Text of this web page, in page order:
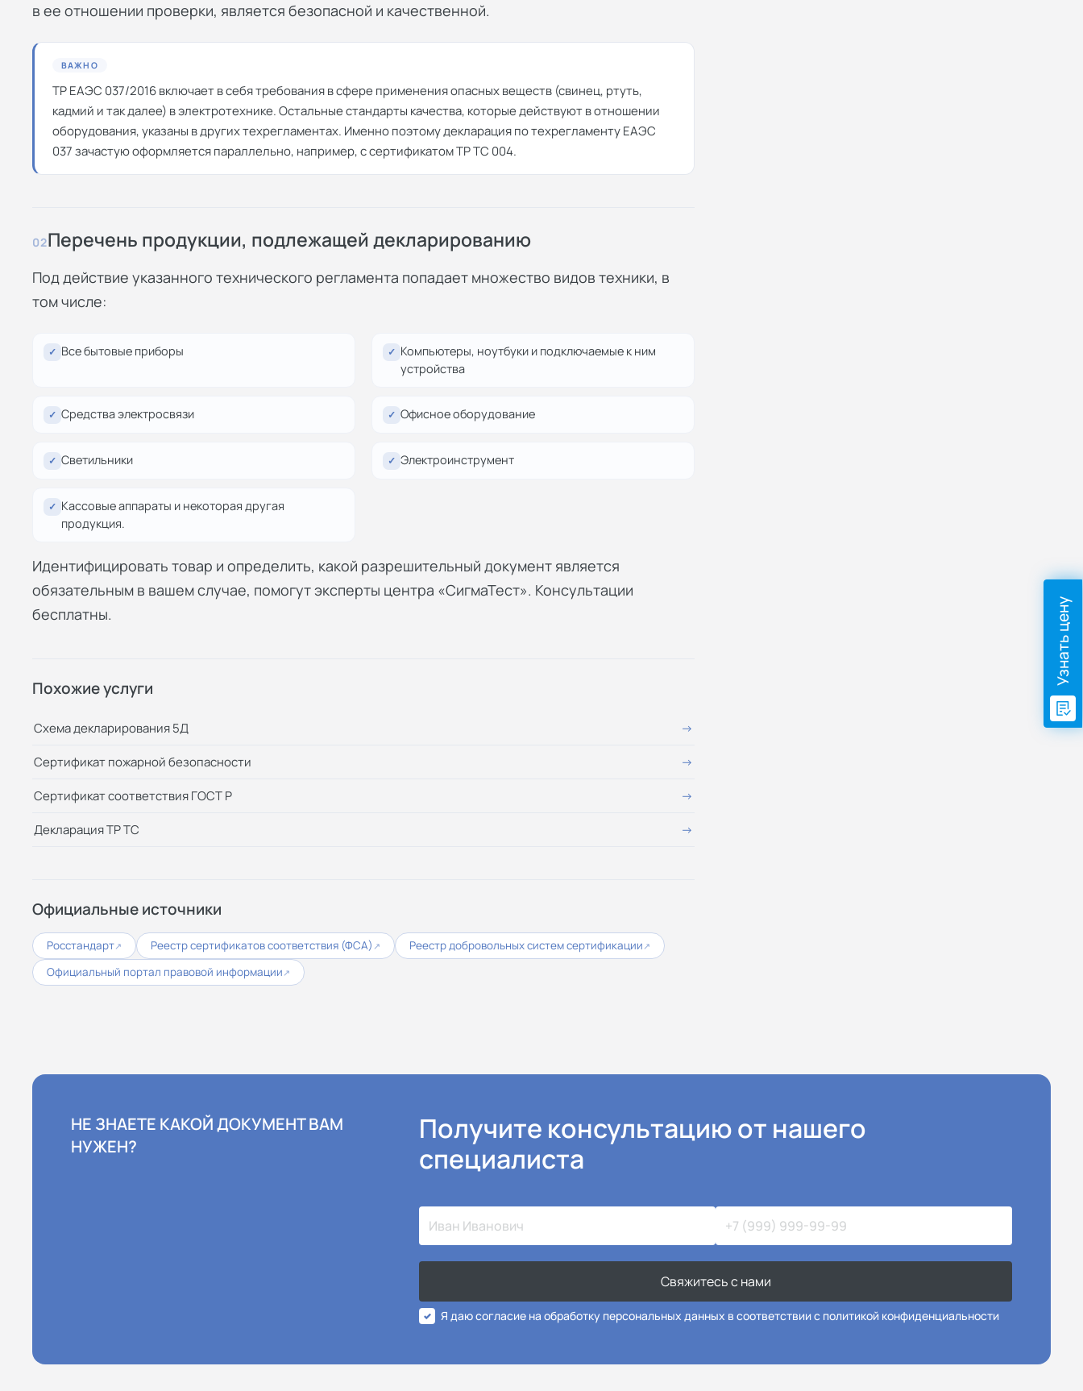
в ее отношении проверки, является безопасной и качественной.
ВАЖНО
ТР ЕАЭС 037/2016 включает в себя требования в сфере применения опасных веществ (свинец, ртуть,
кадмий и так далее) в электротехнике. Остальные стандарты качества, которые действуют в отношении
оборудования, указаны в других техрегламентах. Именно поэтому декларация по техрегламенту ЕАЭС
037 зачастую оформляется параллельно, например, с сертификатом ТР ТС 004.
02Перечень продукции, подлежащей декларированию
Под действие указанного технического регламента попадает множество видов техники, в
том числе:
✓ Все бытовые приборы ✓ Компьютеры, ноутбуки и подключаемые к ним
устройства
✓ Средства электросвязи ✓ Офисное оборудование
✓ Светильники ✓ Электроинструмент
✓ Кассовые аппараты и некоторая другая
продукция.
Идентифицировать товар и определить, какой разрешительный документ является
обязательным в вашем случае, помогут эксперты центра «СигмаТест». Консультации
бесплатны.
Похожие услуги
Схема декларирования 5Д
Сертификат пожарной безопасности
Сертификат соответствия ГОСТ Р
Декларация ТР ТС
Официальные источники
Росстандарт↗ Реестр сертификатов соответствия (ФСА) ↗ Реестр добровольных систем сертификации ↗
Официальный портал правовой информации ↗
НЕ ЗНАЕТЕ КАКОЙ ДОКУМЕНТ ВАМ
НУЖЕН?
Получите консультацию от нашего
специалиста
Свяжитесь с нами
Я даю согласие на обработку персональных данных в соответствии с политикой конфиденциальности
Узнать цену